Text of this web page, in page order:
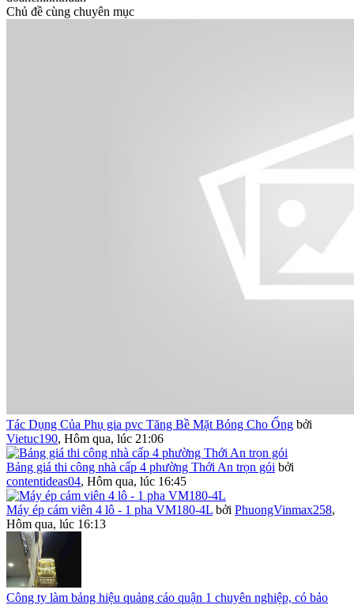
Chủ đề cùng chuyên mục
Tác Dụng Của Phụ gia pvc Tăng Bề Mặt Bóng Cho Ống bởi
Vietuc190, Hôm qua, lúc 21:06
Bảng giá thi công nhà cấp 4 phường Thới An trọn gói bởi
contentideas04, Hôm qua, lúc 16:45
Máy ép cám viên 4 lô - 1 pha VM180-4L bởi PhuongVinmax258,
Hôm qua, lúc 16:13
Công ty làm bảng hiệu quảng cáo quận 1 chuyên nghiệp, có bảo